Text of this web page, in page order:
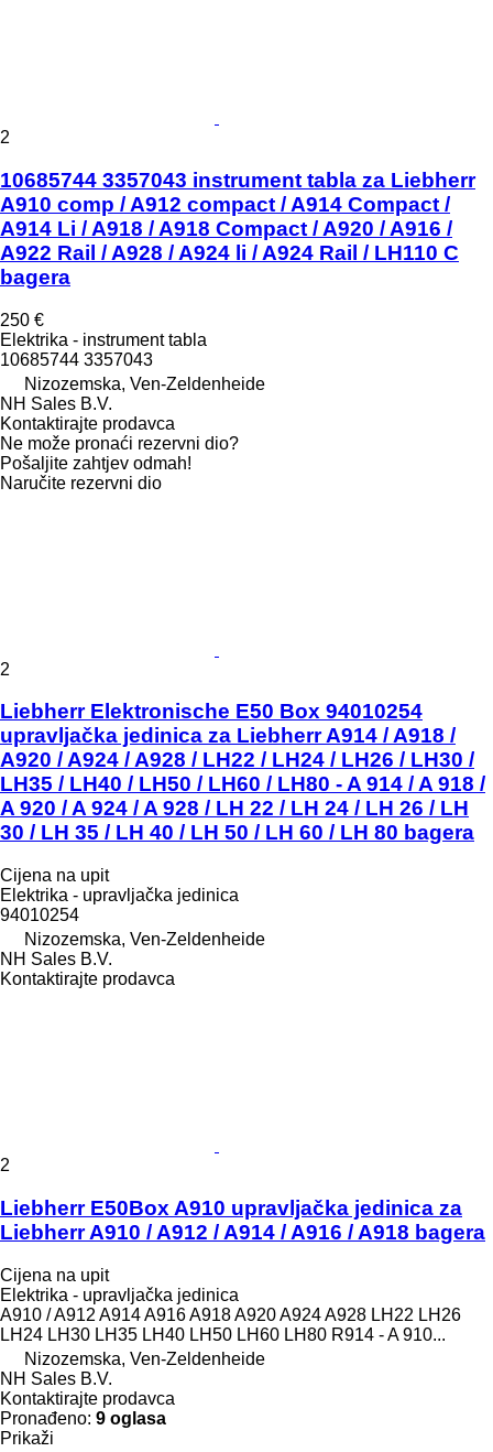
2
10685744 3357043 instrument tabla za Liebherr
A910 comp / A912 compact / A914 Compact /
A914 Li / A918 / A918 Compact / A920 / A916 /
A922 Rail / A928 / A924 li / A924 Rail / LH110 C
bagera
250 €
Elektrika - instrument tabla
10685744 3357043
Nizozemska, Ven-Zeldenheide
NH Sales B.V.
Kontaktirajte prodavca
Ne može pronaći rezervni dio?
Pošaljite zahtjev odmah!
Naručite rezervni dio
2
Liebherr Elektronische E50 Box 94010254
upravljačka jedinica za Liebherr A914 / A918 /
A920 / A924 / A928 / LH22 / LH24 / LH26 / LH30 /
LH35 / LH40 / LH50 / LH60 / LH80 - A 914 / A 918 /
A 920 / A 924 / A 928 / LH 22 / LH 24 / LH 26 / LH
30 / LH 35 / LH 40 / LH 50 / LH 60 / LH 80 bagera
Cijena na upit
Elektrika - upravljačka jedinica
94010254
Nizozemska, Ven-Zeldenheide
NH Sales B.V.
Kontaktirajte prodavca
2
Liebherr E50Box A910 upravljačka jedinica za
Liebherr A910 / A912 / A914 / A916 / A918 bagera
Cijena na upit
Elektrika - upravljačka jedinica
A910 / A912 A914 A916 A918 A920 A924 A928 LH22 LH26
LH24 LH30 LH35 LH40 LH50 LH60 LH80 R914 - A 910...
Nizozemska, Ven-Zeldenheide
NH Sales B.V.
Kontaktirajte prodavca
Pronađeno: 9 oglasa
Prikaži